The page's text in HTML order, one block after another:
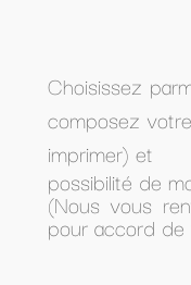
Choisissez
composez
imprimer) et
possibilité de
(Nous vous
pour accord de